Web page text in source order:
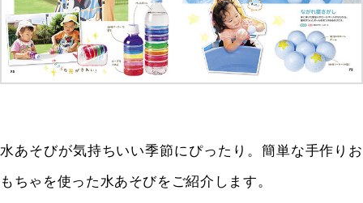
水あそびが気持ちいい季節にぴったり。簡単な手作りお
もちゃを使った水あそびをご紹介します。